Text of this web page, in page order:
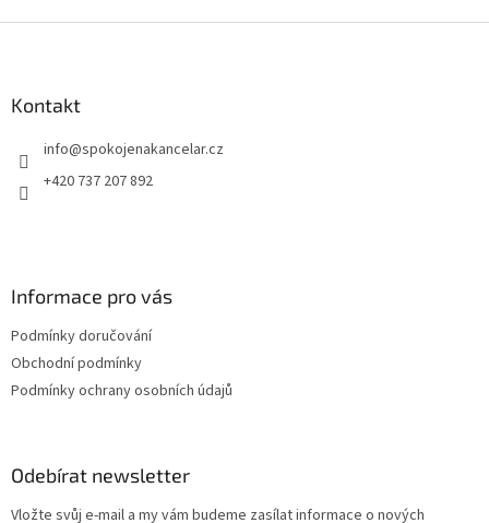
Kontakt
info@spokojenakancelar.cz
+420 737 207 892
Informace pro vás
Podmínky doručování
Obchodní podmínky
Podmínky ochrany osobních údajů
Odebírat newsletter
Vložte svůj e-mail a my vám budeme zasílat informace o nových